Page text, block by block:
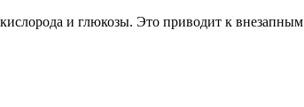
кислорода и глюкозы. Это приводит к внезапным